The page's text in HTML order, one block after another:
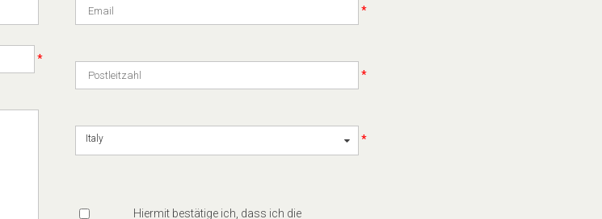
*
*
*
Italy *
Hiermit bestätige ich, dass ich die